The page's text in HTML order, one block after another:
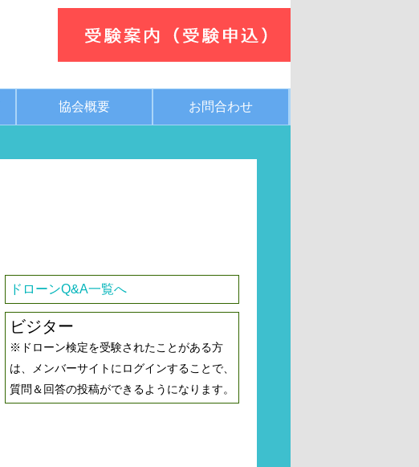
協会概要 お問合わせ
ドローンQ&A一覧へ
ビジター
※ドローン検定を受験されたことがある方
は、メンバーサイトにログインすることで、
質問＆回答の投稿ができるようになります。